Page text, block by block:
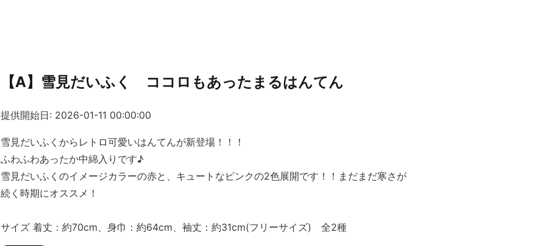
【A】雪見だいふく ココロもあったまるはんてん
提供開始日: 2026-01-11 00:00:00
雪見だいふくからレトロ可愛いはんてんが新登場！！！
ふわふわあったか中綿入りです♪
雪見だいふくのイメージカラーの赤と、キュートなピンクの2色展開です！！まだまだ寒さが
続く時期にオススメ！
サイズ 着丈：約70cm、身巾：約64cm、袖丈：約31cm(フリーサイズ) 全2種